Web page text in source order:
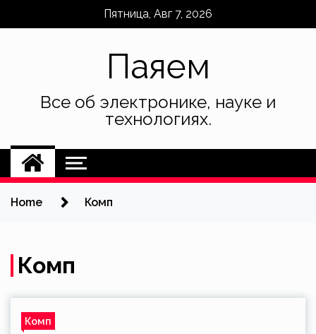
Пятница, Авг 7, 2026
Паяем
Все об электронике, науке и
технологиях.
Home Комп
Комп
Комп